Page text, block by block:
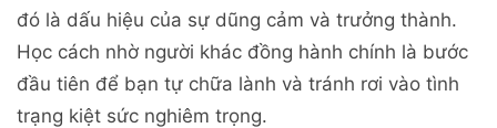
đó là dấu hiệu của sự dũng cảm và trưởng thành.
Học cách nhờ người khác đồng hành chính là bước
đầu tiên để bạn tự chữa lành và tránh rơi vào tình
trạng kiệt sức nghiêm trọng.